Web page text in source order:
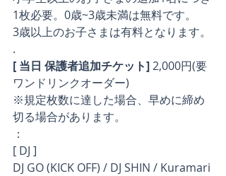
1枚必要。0歳~3歳未満は無料です。
3歳以上のお子さまは有料となります。
.
[ 当日 保護者追加チケット] 2,000円(要
ワンドリンクオーダー)
※規定枚数に達した場合、早めに締め
切る場合があります。
：
[ DJ ]
DJ GO (KICK OFF) / DJ SHIN / Kuramari